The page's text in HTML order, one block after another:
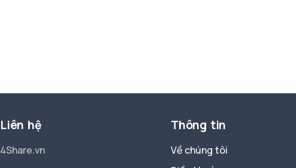
Liên hệ
4Share.vn
Thông tin
Về chúng tôi